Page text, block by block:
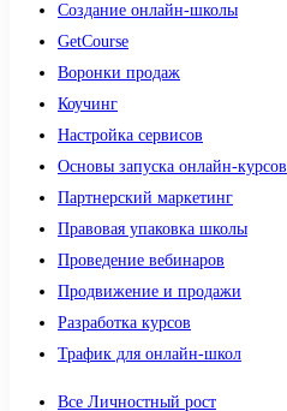
Создание онлайн-школы
GetCourse
Воронки продаж
Коучинг
Настройка сервисов
Основы запуска онлайн-курсов
Партнерский маркетинг
Правовая упаковка школы
Проведение вебинаров
Продвижение и продажи
Разработка курсов
Трафик для онлайн-школ
Все Личностный рост